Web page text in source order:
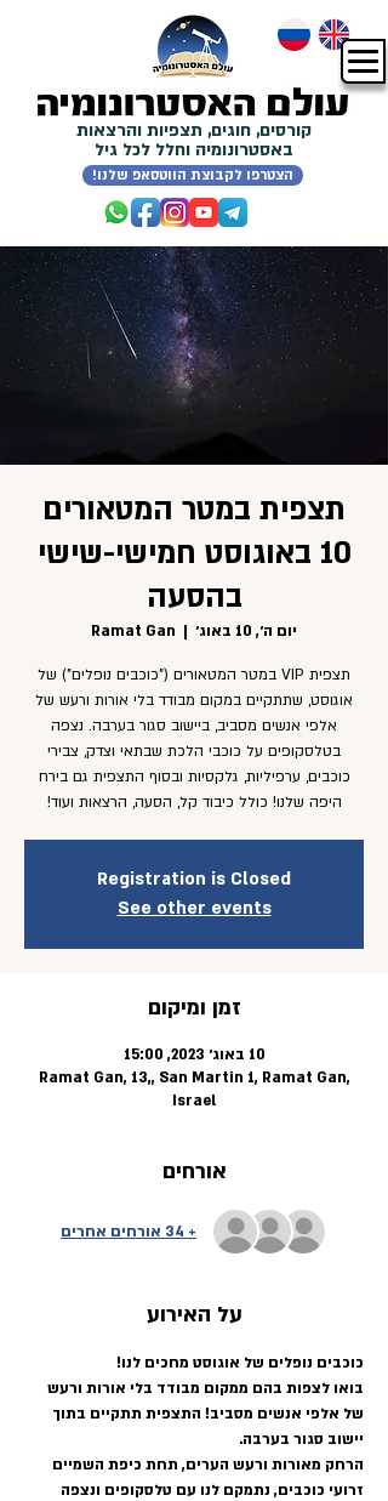
קורסים, חוגים, תצפיות והרצאות
באסטרונומיה וחלל לכל גיל
!הצטרפו לקבוצת הווטסאפ שלנו
תצפית במטר המטאורים
10 באוגוסט חמישי-שישי
בהסעה
יום ה׳, 10 באוג׳
  |
Ramat Gan
תצפית VIP במטר המטאורים ("כוכבים נופלים") של
אוגוסט, שתתקיים במקום מבודד בלי אורות ורעש של
אלפי אנשים מסביב, ביישוב סגור בערבה. נצפה
בטלסקופים על כוכבי הלכת שבתאי וצדק, צבירי
כוכבים, ערפיליות, גלקסיות ובסוף התצפית גם בירח
היפה שלנו! כולל כיבוד קל, הסעה, הרצאות ועוד!
Registration is Closed
See other events
זמן ומיקום
10 באוג׳ 2023, 15:00
Ramat Gan, 13,, San Martin 1, Ramat Gan,
Israel
אורחים
+ 34 אורחים אחרים
על האירוע
כוכבים נופלים של אוגוסט מחכים לנו!
בואו לצפות בהם ממקום מבודד בלי אורות ורעש
של אלפי אנשים מסביב! התצפית תתקיים בתוך
יישוב סגור בערבה.
הרחק מאורות ורעש הערים, תחת כיפת השמיים
זרועי כוכבים, נתמקם לנו עם טלסקופים ונצפה